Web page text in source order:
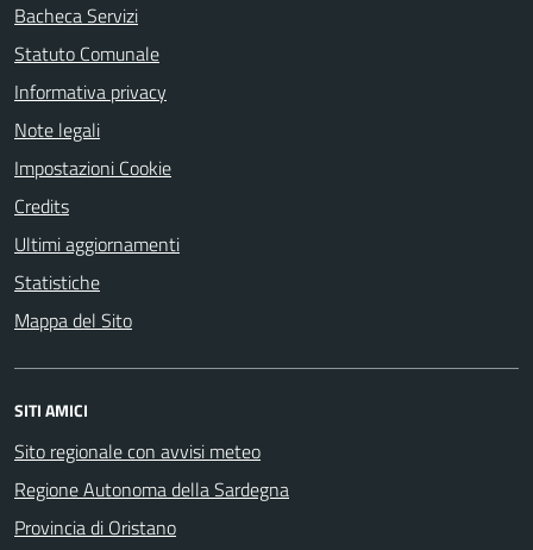
Bacheca Servizi
Statuto Comunale
Informativa privacy
Note legali
Impostazioni Cookie
Credits
Ultimi aggiornamenti
Statistiche
Mappa del Sito
SITI AMICI
Sito regionale con avvisi meteo
Regione Autonoma della Sardegna
Provincia di Oristano